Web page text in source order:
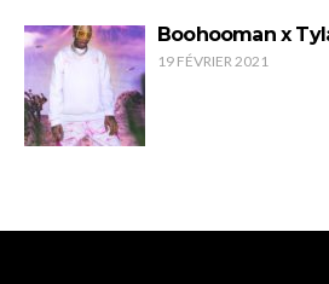
Boohooman x
19 FÉVRIER 2021